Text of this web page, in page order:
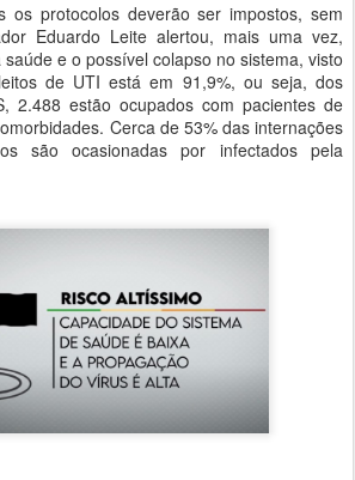
os protocolos deverão ser impostos, sem
Eduardo Leite alertou, mais uma vez,
e o possível colapso no sistema, visto
de UTI está em 91,9%, ou seja, dos
2.488 estão ocupados com pacientes de
Cerca de 53% das internações
são ocasionadas por infectados pela